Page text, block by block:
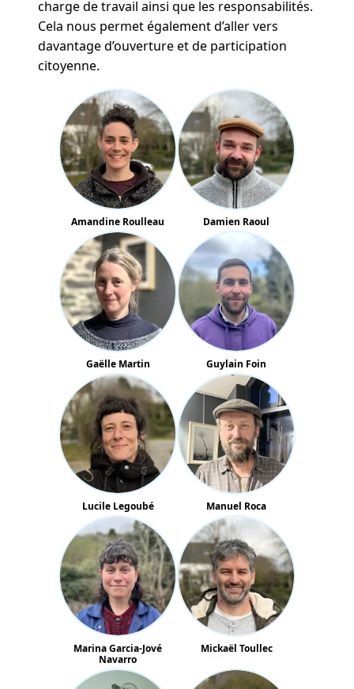
charge de travail ainsi que les responsabilités.
Cela nous permet également d’aller vers
davantage d’ouverture et de participation
citoyenne.
Amandine Roulleau Damien Raoul
Gaëlle Martin Guylain Foin
Lucile Legoubé Manuel Roca
Marina Garcia-Jové
Navarro
Mickaël Toullec